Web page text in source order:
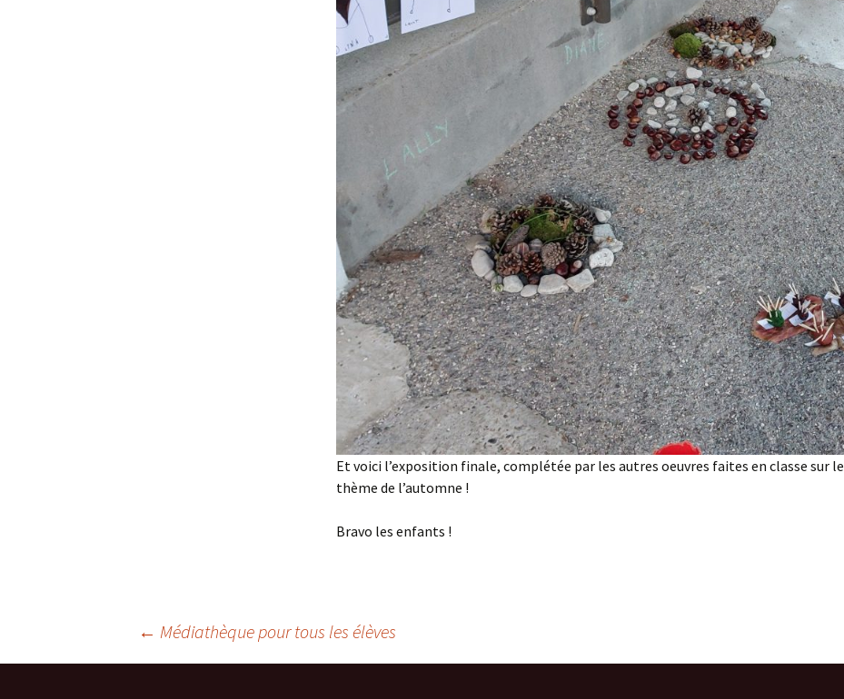
Et voici l’exposition finale, complétée par les autres oeuvres faites en classe sur le
thème de l’automne !
Bravo les enfants !
Navigation
← Médiathèque pour tous les élèves